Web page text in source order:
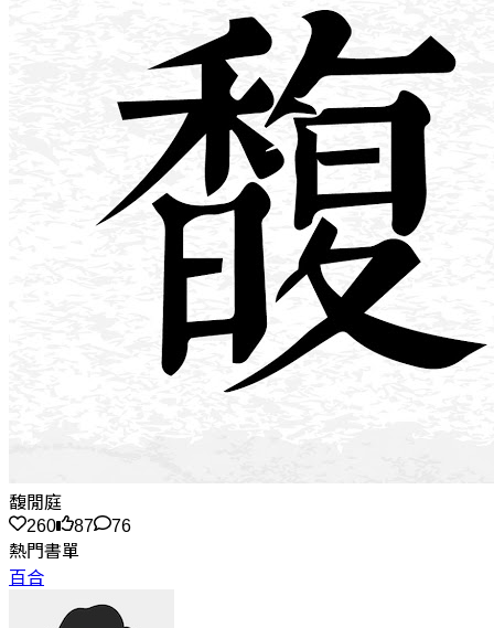
馥閒庭
260
87
76
熱門書單
百合